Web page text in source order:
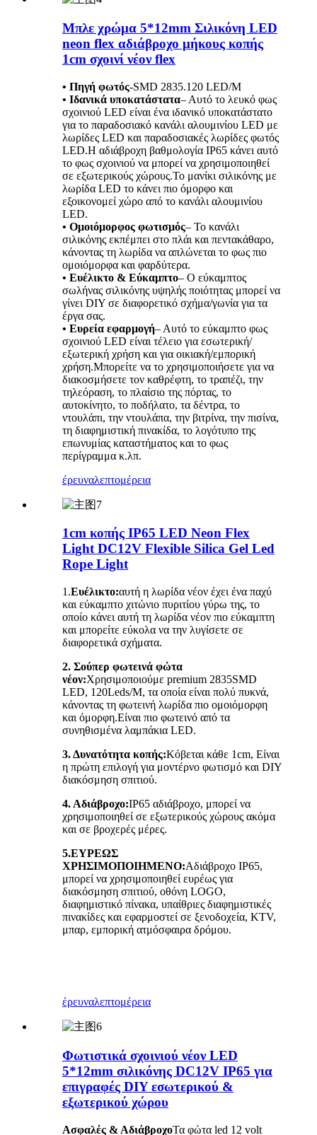
Μπλε χρώμα 5*12mm Σιλικόνη LED
neon flex αδιάβροχο μήκους κοπής
1cm σχοινί νέον flex
• Πηγή φωτός-SMD 2835.120 LED/M
• Ιδανικά υποκατάστατα– Αυτό το λευκό φως
σχοινιού LED είναι ένα ιδανικό υποκατάστατο
για το παραδοσιακό κανάλι αλουμινίου LED με
λωρίδες LED και παραδοσιακές λωρίδες φωτός
LED.Η αδιάβροχη βαθμολογία IP65 κάνει αυτό
το φως σχοινιού να μπορεί να χρησιμοποιηθεί
σε εξωτερικούς χώρους.Το μανίκι σιλικόνης με
λωρίδα LED το κάνει πιο όμορφο και
εξοικονομεί χώρο από το κανάλι αλουμινίου
LED.
• Ομοιόμορφος φωτισμός– Το κανάλι
σιλικόνης εκπέμπει στο πλάι και πεντακάθαρο,
κάνοντας τη λωρίδα να απλώνεται το φως πιο
ομοιόμορφα και φαρδύτερα.
• Ευέλικτο & Εύκαμπτο– Ο εύκαμπτος
σωλήνας σιλικόνης υψηλής ποιότητας μπορεί να
γίνει DIY σε διαφορετικό σχήμα/γωνία για τα
έργα σας.
• Ευρεία εφαρμογή– Αυτό το εύκαμπτο φως
σχοινιού LED είναι τέλειο για εσωτερική/
εξωτερική χρήση και για οικιακή/εμπορική
χρήση.Μπορείτε να το χρησιμοποιήσετε για να
διακοσμήσετε τον καθρέφτη, το τραπέζι, την
τηλεόραση, το πλαίσιο της πόρτας, το
αυτοκίνητο, το ποδήλατο, τα δέντρα, το
ντουλάπι, την ντουλάπα, την βιτρίνα, την πισίνα,
τη διαφημιστική πινακίδα, το λογότυπο της
επωνυμίας καταστήματος και το φως
περίγραμμα κ.λπ.
έρευναλεπτομέρεια
1cm κοπής IP65 LED Neon Flex
Light DC12V Flexible Silica Gel Led
Rope Light
1.Ευέλικτο:αυτή η λωρίδα νέον έχει ένα παχύ
και εύκαμπτο χιτώνιο πυριτίου γύρω της, το
οποίο κάνει αυτή τη λωρίδα νέον πιο εύκαμπτη
και μπορείτε εύκολα να την λυγίσετε σε
διαφορετικά σχήματα.
2. Σούπερ φωτεινά φώτα
νέον:Χρησιμοποιούμε premium 2835SMD
LED, 120Leds/M, τα οποία είναι πολύ πυκνά,
κάνοντας τη φωτεινή λωρίδα πιο ομοιόμορφη
και όμορφη.Είναι πιο φωτεινό από τα
συνηθισμένα λαμπάκια LED.
3. Δυνατότητα κοπής:Κόβεται κάθε 1cm, Είναι
η πρώτη επιλογή για μοντέρνο φωτισμό και DIY
διακόσμηση σπιτιού.
4. Αδιάβροχο:IP65 αδιάβροχο, μπορεί να
χρησιμοποιηθεί σε εξωτερικούς χώρους ακόμα
και σε βροχερές μέρες.
5.ΕΥΡΕΩΣ
ΧΡΗΣΙΜΟΠΟΙΗΜΕΝΟ:Αδιάβροχο IP65,
μπορεί να χρησιμοποιηθεί ευρέως για
διακόσμηση σπιτιού, οθόνη LOGO,
διαφημιστικό πίνακα, υπαίθριες διαφημιστικές
πινακίδες και εφαρμοστεί σε ξενοδοχεία, KTV,
μπαρ, εμπορική ατμόσφαιρα δρόμου.
έρευναλεπτομέρεια
Φωτιστικά σχοινιού νέον LED
5*12mm σιλικόνης DC12V IP65 για
επιγραφές DIY εσωτερικού &
εξωτερικού χώρου
Ασφαλές & ΑδιάβροχοΤα φώτα led 12 volt